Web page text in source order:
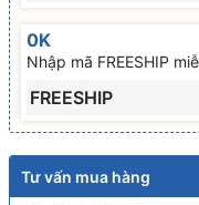
0K
Nhập mã FREESHIP
FREESHIP
Tư vấn mua hàng